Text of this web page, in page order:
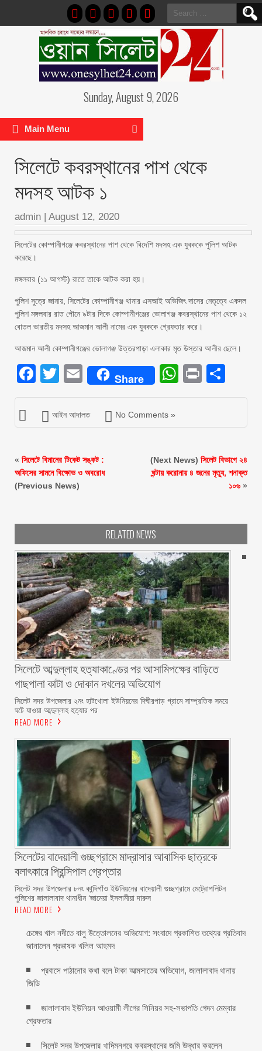
Search
for:
Sunday, August 9, 2026
Main Menu
সিলেটে কবরস্থানের পাশ থেকে
মদসহ আটক ১
admin | August 12, 2020
সিলেটের কোম্পানীগঞ্জে কবরস্থানের পাশ থেকে বিদেশি মদসহ এক যুবককে পুলিশ আটক
করেছে।
মঙ্গলবার (১১ আগস্ট) রাতে তাকে আটক করা হয়।
পুলিশ সুত্রে জানায়, সিলেটের কোম্পানীগঞ্জ থানার এসআই অভিজিৎ দাসের নেতৃত্বে একদল
পুলিশ মঙ্গলবার রাত পৌনে ৯টার দিকে কোম্পানীগঞ্জের ভোলাগঞ্জ কবরস্থানের পাশ থেকে ১২
বোতল ভারতীয় মদসহ আজমান আলী নামের এক যুবককে গ্রেফতার করে।
আজমান আলী কোম্পানীগঞ্জের ভোলাগঞ্জ উত্তরপাড়া এলাকার মৃত উস্তার আলীর ছেলে।
Facebook
Twitter
EmailShare Print
আইন আদালত No Comments »
« সিলেটে বিমানের টিকেট সঙ্কট :
অফিসের সামনে বিক্ষোভ ও অবরোধ
(Previous News)
(Next News) সিলেট বিভাগে ২৪
ঘন্টায় করোনায় ৪ জনের মৃত্যু, শনাক্ত
১০৬ »
RELATED NEWS
সিলেটে আব্দুল্লাহ হত্যাকাণ্ডের পর আসামিপক্ষের বাড়িতে
গাছপালা কাটা ও দোকান দখলের অভিযোগ
সিলেট সদর উপজেলার ২নং হাটখোলা ইউনিয়নের দিঘীরপাড় গ্রামে সাম্প্রতিক সময়ে
ঘটে যাওয়া আব্দুল্লাহ হত্যার পর
READ MORE
সিলেটের বাদেয়ালী গুচ্ছগ্রামে মাদ্রাসার আবাসিক ছাত্রকে
বলাৎকারে প্রিন্সিপাল গ্রেপ্তার ‎
সিলেট সদর উপজেলার ৮নং কান্দিগাঁও ইউনিয়নের বাদেয়ালী গুচ্ছগ্রামে মেট্রোপলিটন
পুলিশের জালালাবাদ থানাধীন ‘জামেয়া ইসলামীয়া দারুস
READ MORE
চেঙ্গের খাল নদীতে বালু উত্তোলনের অভিযোগ: সংবাদে প্রকাশিত তথ্যের প্রতিবাদ
জানালেন প্রভাষক খলিল আহমদ
প্রবাসে পাঠানোর কথা বলে টাকা আত্মসাতের অভিযোগ, জালালাবাদ থানায়
জিডি ‎
জালালাবাদ ইউনিয়ন আওয়ামী লীগের সিনিয়র সহ-সভাপতি গেদন মেম্বার
গ্রেফতার
সিলেট সদর উপজেলার খাদিমনগরে কবরস্থানের জমি উদ্ধার করলেন